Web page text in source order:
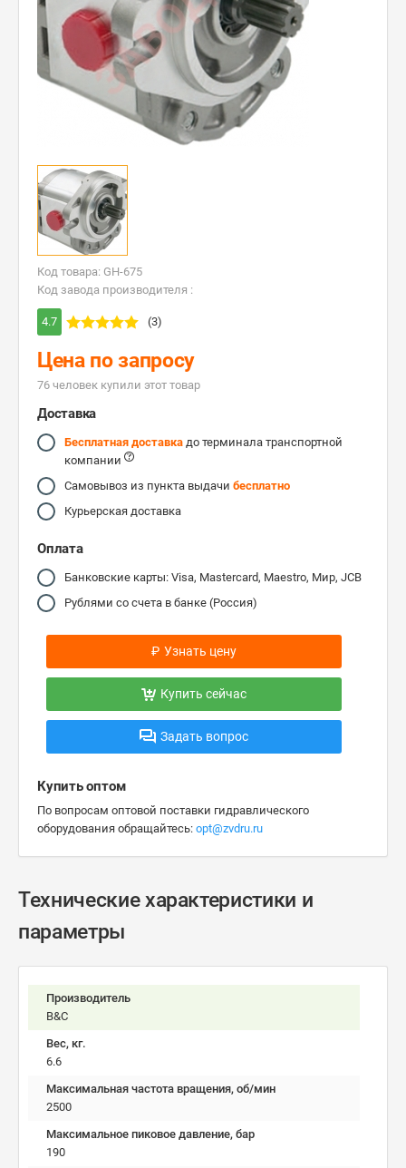
Код товара: GH-675
Код завода производителя :
4.7 (3)
Цена по запросу
76 человек купили этот товар
Доставка
Бесплатная доставка до терминала транспортной
компании
Самовывоз из пункта выдачи бесплатно
Курьерская доставка
Оплата
Банковские карты: Visa, Mastercard, Maestro, Мир, JCB
Рублями со счета в банке (Россия)
₽ Узнать цену
Купить сейчас
Задать вопрос
Купить оптом
По вопросам оптовой поставки гидравлического
оборудования обращайтесь: opt@zvdru.ru
Технические характеристики и
параметры
Производитель
B&C
Вес, кг.
6.6
Максимальная частота вращения, об/мин
2500
Максимальное пиковое давление, бар
190